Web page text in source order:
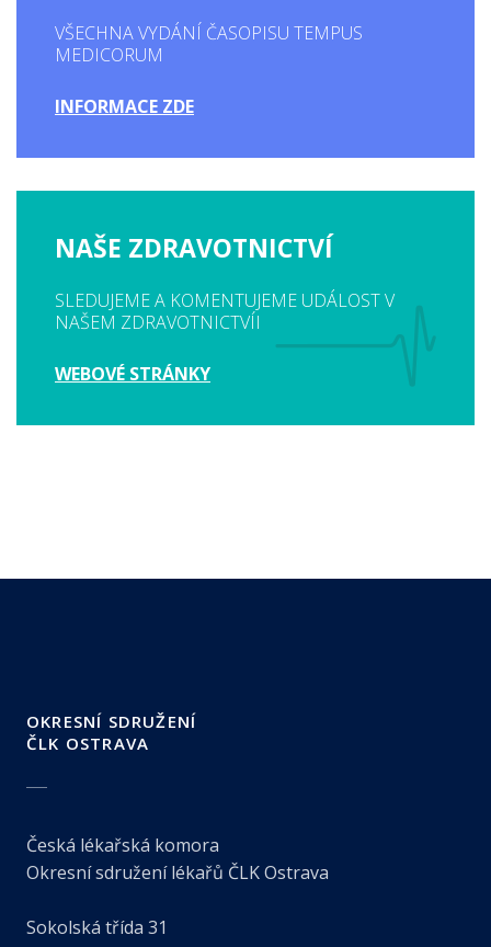
VŠECHNA VYDÁNÍ ČASOPISU TEMPUS
MEDICORUM
INFORMACE ZDE
NAŠE ZDRAVOTNICTVÍ
SLEDUJEME A KOMENTUJEME UDÁLOST V
NAŠEM ZDRAVOTNICTVÍI
WEBOVÉ STRÁNKY
OKRESNÍ SDRUŽENÍ
ČLK OSTRAVA
Česká lékařská komora
Okresní sdružení lékařů ČLK Ostrava
Sokolská třída 31